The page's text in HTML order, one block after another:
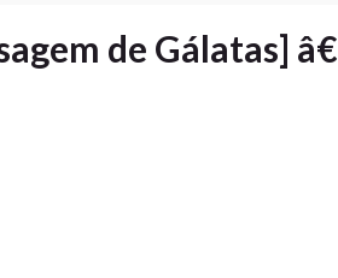
de Gálatas]